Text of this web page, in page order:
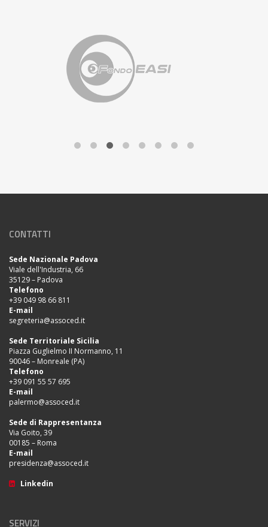
CONTATTI
Sede Nazionale Padova
Viale dell'Industria, 66
35129 – Padova
Telefono
+39 049 98 66 811
E-mail
segreteria@assoced.it
Sede Territoriale Sicilia
Piazza Guglielmo II Normanno, 11
90046 – Monreale (PA)
Telefono
+39 091 55 57 695
E-mail
palermo@assoced.it
Sede di Rappresentanza
Via Goito, 39
00185 – Roma
E-mail
presidenza@assoced.it
Linkedin
SERVIZI